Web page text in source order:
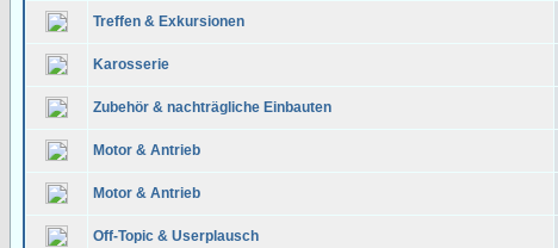
Treffen & Exkursionen
Karosserie
Zubehör & nachträgliche Einbauten
Motor & Antrieb
Motor & Antrieb
Off-Topic & Userplausch